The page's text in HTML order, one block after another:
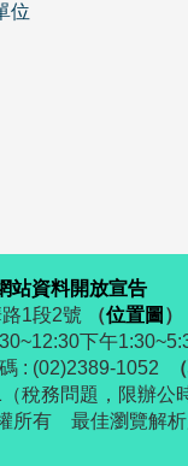
位
站資料開放宣告
1段2號
（位置圖 ）
下午
: (02)2389-1052
（
稅務問題，限辦
所有 最佳瀏覽解